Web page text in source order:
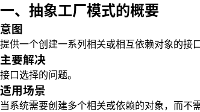
一、抽象工厂模式的概要
意图
提供一个创建一系列相关或相互依赖对象的接
主要解决
接口选择的问题。
适用场景
当系统需要创建多个相关或依赖的对象，而不